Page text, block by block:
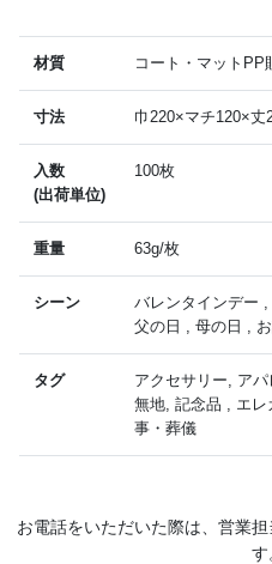
材質 コート・マットPP
寸法 巾220×マチ120×丈
入数
(出荷単位)
100枚
重量 63g/枚
シーン
バレンタインデー ,
父の日 , 母の日 ,
タグ
アクセサリー, ア
無地, 記念品 , エ
事・葬儀
お電話をいただいた際は、営業
す